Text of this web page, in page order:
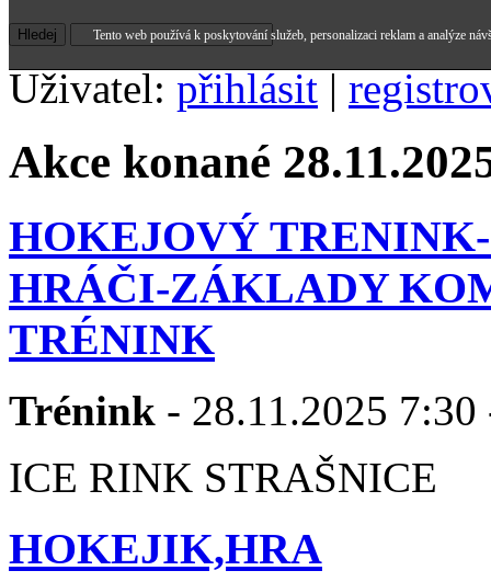
Uživatel: přihlásit |
Akce konané
HOKEJOVÝ
HRÁČI-ZÁKLADY
TRÉNINK
Trénink - 28.11.2025 7:30
ICE RINK STRAŠNICE
HOKEJIK,HRA
Tento web používá k poskytování služeb, personalizaci reklam a analýze